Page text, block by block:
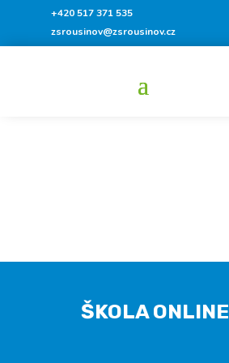
+420 517 371 535
zsrousinov@zsrousinov.cz
ŠKOLA ONLINE